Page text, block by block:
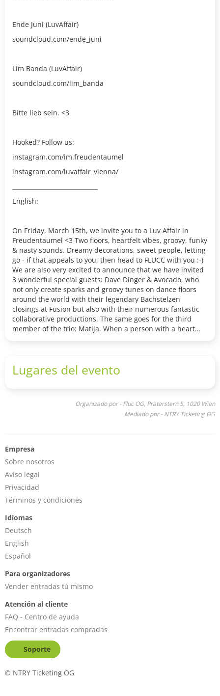
Ende Juni (LuvAffair)
soundcloud.com/ende_juni
Lim Banda (LuvAffair)
soundcloud.com/lim_banda
Bitte lieb sein. <3
Hooked? Follow us:
instagram.com/im.freudentaumel
instagram.com/luvaffair_vienna/
English:
On Friday, March 15th, we invite you to a Luv Affair in
Freudentaumel <3 Two floors, heartfelt vibes, groovy, funky
& nasty sounds. Dreamy decorations, sweet people, letting
go - if that appeals to you, then head to FLUCC with you :-)
We are also very excited to announce that we have invited
3 wonderful special guests: Dave Dinger & Avocado, who
not only create sparks and groovy tunes on dance floors
around the world with their legendary Bachstelzen
closings at Fusion but also with their numerous fantastic
collaborative productions. The same goes for the third
member of the trio: Matija. When a person with a heart
Crew - we are thrilled to fly with the Phoenix together with
you! See you on Friday. <3
Lugares del evento
Organizado por - Fluc OG, Praterstern 5, 1020 Wien
Mediado por - NTRY Ticketing OG
Empresa
Sobre nosotros
Aviso legal
Privacidad
Términos y condiciones
Idiomas
Deutsch
English
Español
Para organizadores
Vender entradas tú mismo
Atención al cliente
FAQ - Centro de ayuda
Encontrar entradas compradas
Soporte
© NTRY Ticketing OG